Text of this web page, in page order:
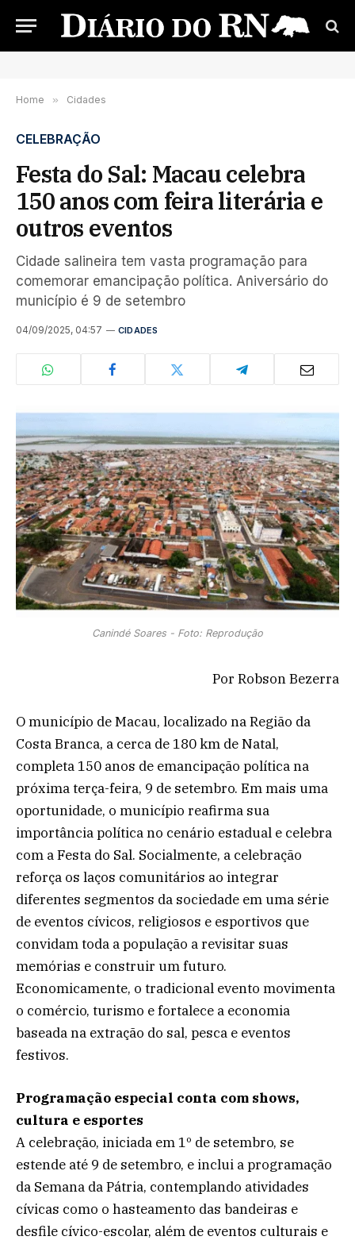
Home » Cidades
CELEBRAÇÃO
Festa do Sal: Macau celebra
150 anos com feira literária e
outros eventos
Cidade salineira tem vasta programação para
comemorar emancipação política. Aniversário do
município é 9 de setembro
04/09/2025, 04:57 CIDADES
Canindé Soares - Foto: Reprodução
Por Robson Bezerra
O município de Macau, localizado na Região da
Costa Branca, a cerca de 180 km de Natal,
completa 150 anos de emancipação política na
próxima terça-feira, 9 de setembro. Em mais uma
oportunidade, o município reafirma sua
importância política no cenário estadual e celebra
com a Festa do Sal. Socialmente, a celebração
reforça os laços comunitários ao integrar
diferentes segmentos da sociedade em uma série
de eventos cívicos, religiosos e esportivos que
convidam toda a população a revisitar suas
memórias e construir um futuro.
Economicamente, o tradicional evento movimenta
o comércio, turismo e fortalece a economia
baseada na extração do sal, pesca e eventos
festivos.
Programação especial conta com shows,
cultura e esportes
A celebração, iniciada em 1º de setembro, se
estende até 9 de setembro, e inclui a programação
da Semana da Pátria, contemplando atividades
cívicas como o hasteamento das bandeiras e
desfile cívico-escolar, além de eventos culturais e